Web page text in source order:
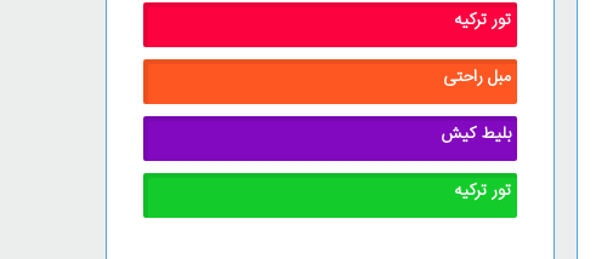
تور ترکیه
مبل راحتی
بلیط کیش
تور ترکیه